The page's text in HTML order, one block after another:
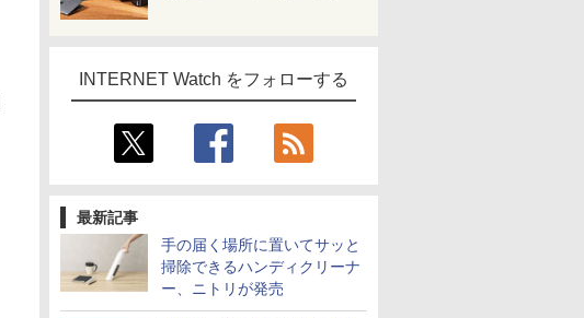
INTERNET Watch をフォローする
最新記事
手の届く場所に置いてサッと
掃除できるハンディクリーナ
ー、ニトリが発売